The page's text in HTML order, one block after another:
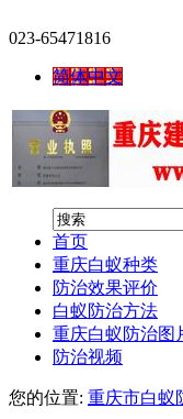
023-65471816
简体中文
首页
重庆白蚁种类
防治效果评价
白蚁防治方法
重庆白蚁防治图
防治视频
您的位置: 重庆市白蚁